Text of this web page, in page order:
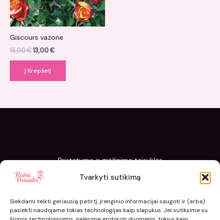
Tvarkyti sutikimą
Siekdami teikti geriausią patirtį, įrenginio informacijai saugoti ir (arba)
pasiekti naudojame tokias technologijas kaip slapukus. Jei sutiksime su
Giscours vazone
15,00€13,00€
Į Krepšelį
Pristatymo ir grąžinimo taisyklės
Slapukų politika